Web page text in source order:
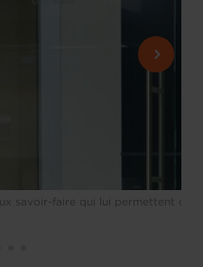
savoir-faire qui lui permettent de